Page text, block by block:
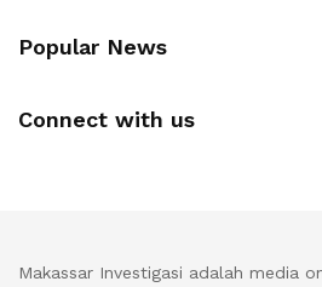
Popular News
Connect with us
Makassar Investigasi adalah media